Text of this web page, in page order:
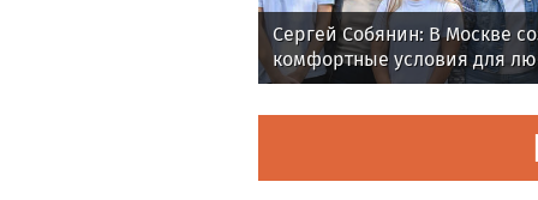
Сергей Собянин: В Москве
комфортные условия для
активного отдыха